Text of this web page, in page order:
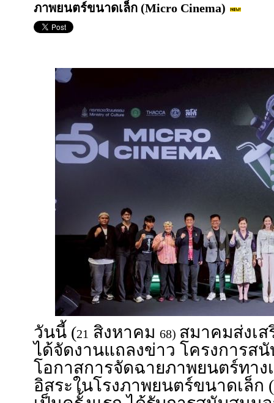
ภาพยนตร์ขนาดเล็ก (Micro Cinema)
วันนี้ (21 สิงหาคม 68) สมาคมส่งเ
ได้จัดงานแถลงข่าว โครงการส
โอกาสการจัดฉายภาพยนตร์ทาง
อิสระในโรงภาพยนตร์ขนาดเล็ก (